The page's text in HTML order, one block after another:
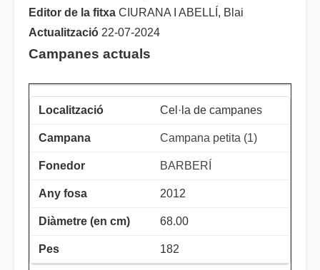
Editor de la fitxa CIURANA I ABELLÍ, Blai
Actualització 22-07-2024
Campanes actuals
Cel·la de campanes
Campana petita (1)
BARBERÍ
2012
68.00
182